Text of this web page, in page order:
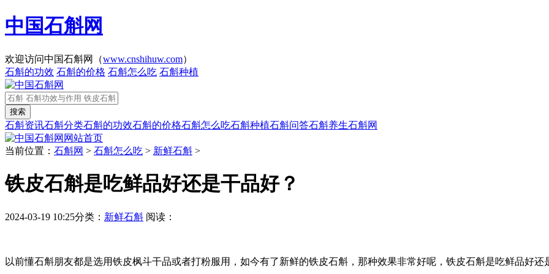
中国石斛网
欢迎访问中国石斛网（www.cnshihuw.com）
石斛的功效 石斛的价格 石斛怎么吃 石斛种植
石斛资讯石斛分类石斛的功效石斛的价格石斛怎么吃石斛种植石斛问答石斛养生石斛网
网站首页
当前位置： 石斛网 > 石斛怎么吃 > 新鲜石斛 >
铁皮石斛是吃鲜品好还是干品好？
2024-03-19 10:25分类： 新鲜石斛 阅读：
以前懂石斛朋友都是选用铁皮枫斗干品或者打粉服用，如今有了新鲜的铁皮石斛，那种效果非常好呢，铁皮石斛是吃鲜品好还